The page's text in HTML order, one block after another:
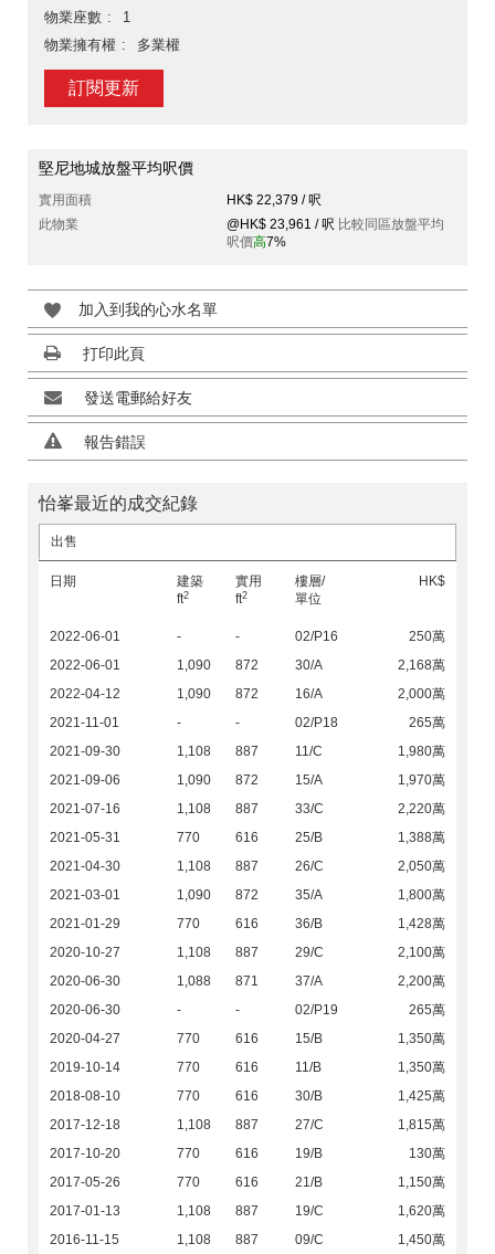
物業座數
1
物業擁有權
多業權
訂閱更新
堅尼地城放盤平均呎價
實用面積
HK$ 22,379 / 呎
此物業
@HK$ 23,961 / 呎 比較同區放盤平均
呎價高7%
加入到我的心水名單
打印此頁
發送電郵給好友
報告錯誤
怡峯最近的成交紀錄
出售
日期
建築
ft2
實用
ft2
樓層/
單位
HK$
2022-06-01 - - 02/P16
250萬
2022-06-01
1,090 872 30/A
2,168萬
2022-04-12
1,090 872 16/A
2,000萬
2021-11-01
- - 02/P18
265萬
2021-09-30
1,108 887 11/C
1,980萬
2021-09-06
1,090 872 15/A
1,970萬
2021-07-16
1,108 887 33/C
2,220萬
2021-05-31
770 616 25/B
1,388萬
2021-04-30
1,108 887 26/C
2,050萬
2021-03-01
1,090 872 35/A
1,800萬
2021-01-29
770 616 36/B
1,428萬
2020-10-27
1,108 887 29/C
2,100萬
2020-06-30
1,088 871 37/A
2,200萬
2020-06-30
- - 02/P19
265萬
2020-04-27
770 616 15/B
1,350萬
2019-10-14
770 616 11/B
1,350萬
2018-08-10
770 616 30/B
1,425萬
2017-12-18
1,108 887 27/C
1,815萬
2017-10-20
770 616 19/B
130萬
2017-05-26
770 616 21/B
1,150萬
2017-01-13
1,108 887 19/C
1,620萬
2016-11-15
1,108 887 09/C 1,450萬